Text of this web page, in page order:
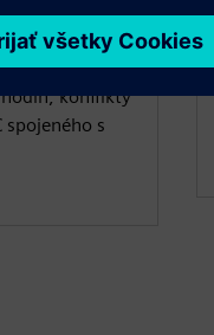
CTS
s
hodín, konflikty
s